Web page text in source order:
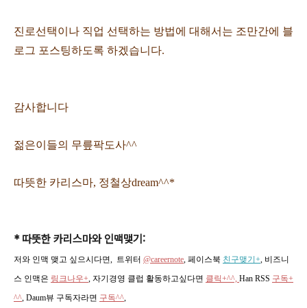
진로선택이나 직업 선택하는 방법에 대해서는 조만간에 블
로그 포스팅하도록 하겠습니다.
감사합니다
젊은이들의 무릎팍도사^^
따뜻한 카리스마, 정철상dream^^*
* 따뜻한 카리스마와 인맥맺기:
저와 인맥 맺고 싶으시다면, 트위터 @careernote, 페이스북 친구맺기+, 비즈니
스 인맥은 링크나우+, 자기경영 클럽 활동하고싶다면 클릭+^^, Han RSS 구독+
^^, Daum뷰 구독자라면 구독^^,